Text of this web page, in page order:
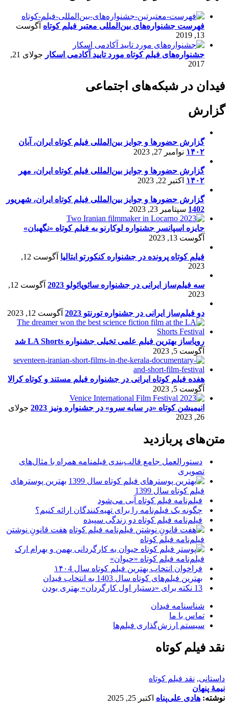
فهرست جشنواره‌های بین‌المللی معتبر فیلم کوتاه آگوست
13, 2019
جشنواره‌های فیلم کوتاه مورد تایید آکادمی اسکار
جولای 21,
2017
فیدان در شبکه‌های اجتماعی
گزارش
گزارش حضورها و جوایز بین‌المللی فیلم کوتاه ایران، آبان
۱۴۰۲ نوامبر 27, 2023
گزارش حضورها و جوایز بین‌المللی فیلم کوتاه ایران، مهر
۱۴۰۲ اکتبر 22, 2023
گزارش حضورها و جوایز بین‌المللی فیلم کوتاه ایران، شهریور
1402 سپتامبر 23, 2023
جایزه اسپانسر جشنواره لوکارنو به فیلم کوتاه «نگهبان»
آگوست 13, 2023
فیلم کوتاه پرونده در جشنواره کنکورتو ایتالیا
آگوست 12,
2023
سه فیلم‌ساز ایرانی در جشنواره سائوپائولو 2023
آگوست 12,
2023
دو فیلم‌ساز ایرانی در جشنواره تورنتو 2023 آگوست 12, 2023
رویاساز بهترین فیلم علمی تخیلی جشنواره LA Shorts شد
آگوست 5, 2023
هفده فیلم کوتاه ایرانی در جشنواره فیلم مستند و کوتاه کرالا
آگوست 5, 2023
انیمیشن کوتاه «در سایه سرو» در جشنواره ونیز 2023
جولای
26, 2023
متن‌های پربازدید
دستورالعمل جامع قالب‌بندی فیلمنامه همراه با مثال‌های
تصویری
بهترین پوسترهای
فیلم کوتاه سال 1399
فیلم‌نامه فیلم کوتاه آبی می‌شود
چگونه یک فیلم‌نامه را برای تهیه‌کنندگان ارائه کنیم؟
فیلم‌نامه فیلم کوتاه دو زندگی سپیده
هفت قانونِ نوشتن
فیلم‌نامه فیلم کوتاه
فیلم‌نامه فیلم کوتاه «حیوان»
فراخوان انتخاب بهترین فیلم کوتاه سال ۱۴۰4
بهترین فیلم‌های کوتاه سال 1403 به انتخاب فیدان
13 نکته برای «دستیار اول کارگردان» بهتری بودن
شناسنامه فیدان
تماس با ما
سیستم ارزش‌گذاری فیلم‌ها
نقد فیلم کوتاه
داستانی, نقد فیلم کوتاه
نیمۀ پنهان
نوشته: هادی علی‌پناه اکتبر 25, 2025